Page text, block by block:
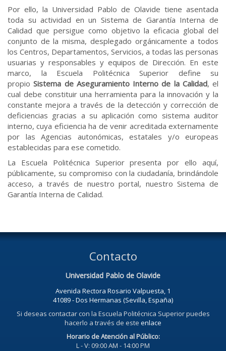
Por ello, la Universidad Pablo de Olavide tiene asentada
toda su actividad en un Sistema de Garantía Interna de
Calidad que persigue como objetivo la eficacia global del
conjunto de la misma, desplegado orgánicamente a todos
los Centros, Departamentos, Servicios, a todas las personas
usuarias y responsables y equipos de Dirección. En este
marco, la Escuela Politécnica Superior define su
propioSistema de Aseguramiento Interno de la Calidad, el
cual debe constituir una herramienta para la innovación y la
constante mejora a través de la detección y corrección de
deficiencias gracias a su aplicación como sistema auditor
interno, cuya eficiencia ha de venir acreditada externamente
por las Agencias autonómicas, estatales y/o europeas
establecidas para ese cometido.
La Escuela Politécnica Superior presenta por ello aquí,
públicamente, su compromiso con la ciudadanía, brindándole
acceso, a través de nuestro portal, nuestro Sistema de
Garantía Interna de Calidad.
Contacto
Universidad Pablo de Olavide
Avenida Rectora Rosario Valpuesta, 1
41089 - Dos Hermanas (Sevilla, España)
Si deseas contactar con la Escuela Politécnica Superior puedes
hacerlo a través de este enlace
Horario de Atención al Público:
L - V: 09:00 AM - 14:00 PM